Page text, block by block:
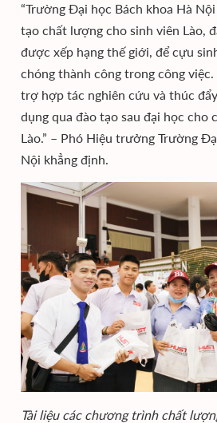
“Trường Đại học Bách khoa Hà
tạo chất lượng cho sinh viên Lào,
được xếp hạng thế giới, để cựu
chóng thành công trong công
trợ hợp tác nghiên cứu và thúc
dụng qua đào tạo sau đại học cho
Lào.” – Phó Hiệu trưởng Trường
Nội khẳng định.
Tài liệu các chương trình chất